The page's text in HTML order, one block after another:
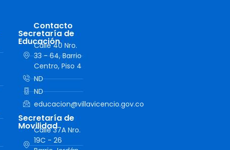
Contacto
Secretaría de
Educación
Calle 40 Nro.
33 - 64, Barrio
Centro, Piso 4
ND
ND
educacion@villavicencio.gov.co
Secretaría de
Movilidad
Calle 37A Nro.
19C - 26